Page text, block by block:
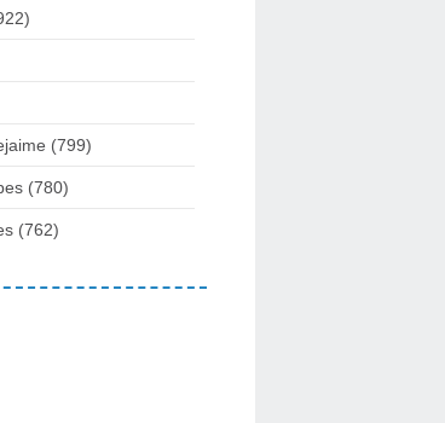
(799)
(780)
(762)